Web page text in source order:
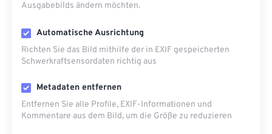
Ausgabebilds ändern möchten.
Automatische Ausrichtung
Richten Sie das Bild mithilfe der in EXIF ​​gespeicherten
Schwerkraftsensordaten richtig aus
Metadaten entfernen
Entfernen Sie alle Profile, EXIF-Informationen und
Kommentare aus dem Bild, um die Größe zu reduzieren